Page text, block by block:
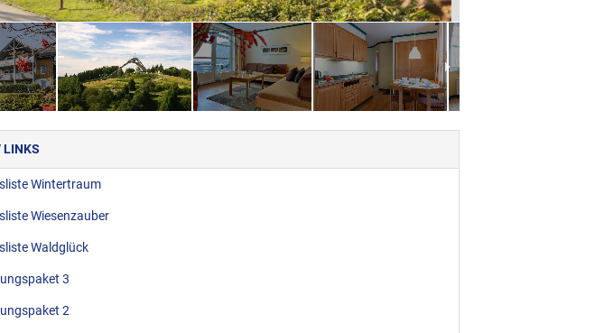
LINKS
Wintertraum
Wiesenzauber
Waldglück
3
2